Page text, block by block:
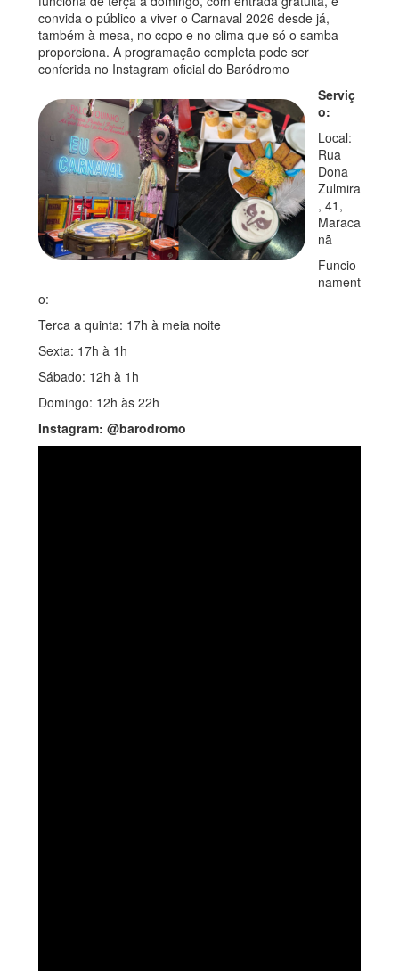
convida o público a viver o Carnaval 2026 desde já,
também à mesa, no copo e no clima que só o samba
proporciona. A programação completa pode ser
conferida no Instagram oficial do Baródromo
Serviç
o:
Local:
Rua
Dona
Zulmira
, 41,
Maraca
nã
Funcio
nament
o:
Terca a quinta: 17h à meia noite
Sexta: 17h à 1h
Sábado: 12h à 1h
Domingo: 12h às 22h
Instagram: @barodromo